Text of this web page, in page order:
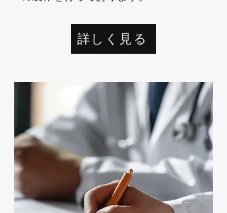
詳しく見る